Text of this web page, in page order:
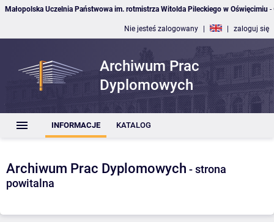
Małopolska Uczelnia Państwowa im. rotmistrza Witolda Pileckiego w Oświęcimiu -
Nie jesteś zalogowany | | zaloguj się
Archiwum Prac
Dyplomowych
INFORMACJE KATALOG
Archiwum Prac Dyplomowych - strona
powitalna